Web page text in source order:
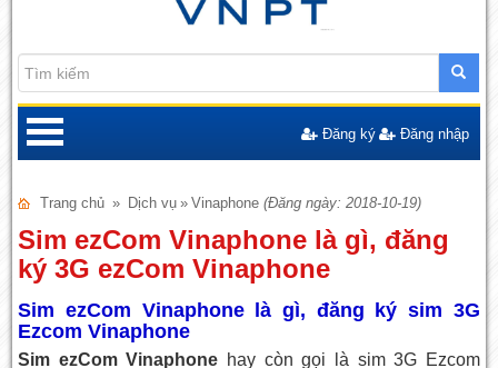
Đăng ký Đăng nhập
Trang chủ » Dịch vụ » Vinaphone(Đăng ngày: 2018-10-19)
Sim ezCom Vinaphone là gì, đăng
ký 3G ezCom Vinaphone
Sim ezCom Vinaphone là gì, đăng ký sim 3G
Ezcom Vinaphone
Sim ezCom Vinaphone hay còn gọi là sim 3G Ezcom